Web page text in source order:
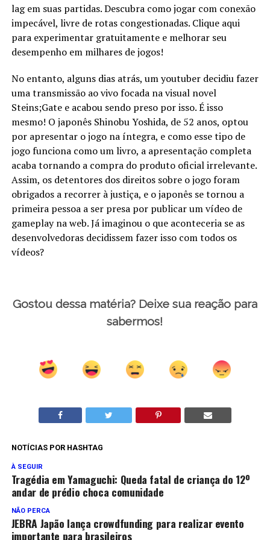
lag em suas partidas. Descubra como jogar com conexão
impecável, livre de rotas congestionadas. Clique aqui
para experimentar gratuitamente e melhorar seu
desempenho em milhares de jogos!
No entanto, alguns dias atrás, um youtuber decidiu fazer
uma transmissão ao vivo focada na visual novel
Steins;Gate e acabou sendo preso por isso. É isso
mesmo! O japonês Shinobu Yoshida, de 52 anos, optou
por apresentar o jogo na íntegra, e como esse tipo de
jogo funciona como um livro, a apresentação completa
acaba tornando a compra do produto oficial irrelevante.
Assim, os detentores dos direitos sobre o jogo foram
obrigados a recorrer à justiça, e o japonês se tornou a
primeira pessoa a ser presa por publicar um vídeo de
gameplay na web. Já imaginou o que aconteceria se as
desenvolvedoras decidissem fazer isso com todos os
vídeos?
Gostou dessa matéria? Deixe sua reação para
sabermos!
NOTÍCIAS POR HASHTAG
À SEGUIR
Tragédia em Yamaguchi: Queda fatal de criança do 12º
andar de prédio choca comunidade
NÃO PERCA
JEBRA Japão lança crowdfunding para realizar evento
importante para brasileiros